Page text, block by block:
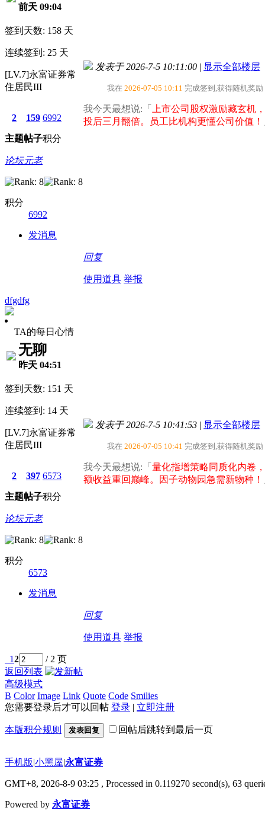
前天 09:04
签到天数: 158 天
连续签到: 25 天
[LV.7]永富证券常
住居民III
2
主题
159
帖子
6992
积分
论坛元老
积分
6992
发消息
发表于 2026-7-5 10:11:00 | 显示全部楼层
我在 2026-07-05 10:11 完成签到,获得随机奖励
我今天最想说:「
上市公司股权激励藏玄机
投后三月翻倍。员工比机构更懂公司价值！
回复
使用道具 举报
dfgdfg
TA的每日心情
无聊
昨天 04:51
签到天数: 151 天
连续签到: 14 天
[LV.7]永富证券常
住居民III
2
主题
397
帖子
6573
积分
论坛元老
积分
6573
发消息
发表于 2026-7-5 10:41:53 | 显示全部楼层
我在 2026-07-05 10:41 完成签到,获得随机奖励
我今天最想说:「 量化指增策略同质化内卷
额收益重回巅峰。因子动物园急需新物种！
回复
使用道具 举报
12
/ 2 页
返回列表
高级模式
B Color Image Link Quote Code Smilies
您需要登录后才可以回帖 登录 | 立即注册
本版积分规则 发表回复 回帖后跳转到最后一页
手机版|小黑屋|永富证券
GMT+8, 2026-8-9 03:25 , Processed in 0.119270 second(s), 63
Powered by 永富证券